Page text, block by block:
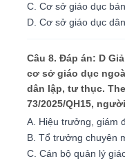
C. Cơ sở giáo dục
D. Cơ sở giáo dục
Câu 8. Đáp án: D
cơ sở giáo dục
dân lập, tư thục.
73/2025/QH15,
A. Hiệu trưởng, giám
B. Tổ trưởng chuyên
C. Cán bộ quản lý